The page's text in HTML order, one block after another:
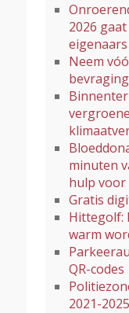
2026
eigenaars
Neem
minuten
hulp voor
Gratis
Hittegolf:
warm
QR-codes
2021-2025